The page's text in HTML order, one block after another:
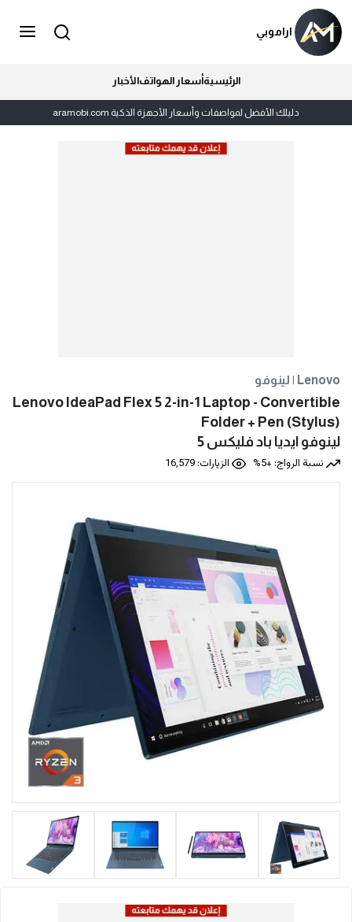
اراموبي
الرئيسيةأسعار الهواتفالأخبار
دليلك الأفضل لمواصفات وأسعار الأجهزة الذكية aramobi.com
لينوفو | Lenovo
Lenovo IdeaPad Flex 5 2-in-1 Laptop - Convertible
Folder + Pen (Stylus)
نسبة الرواج: +5%
الزيارات: 16,579